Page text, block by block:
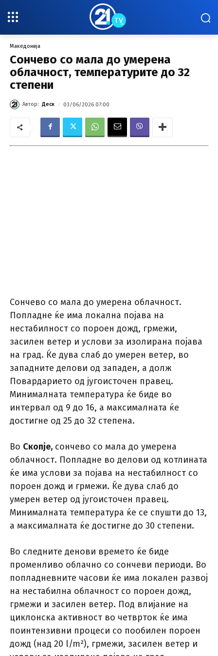
Македонија
Сончево со мала до умерена
облачност, температурите до 32
степени
Автор: Деск 03/06/2026 07:00
Сончево со мала до умерена облачност.
Попладне ќе има локална појава на
нестабилност со пороен дожд, грмежи,
засилен ветер и услови за изолирана појава
на град. Ќе дува слаб до умерен ветер, во
западните делови од западен, а долж
Повардарието од југоисточен правец.
Минималната температура ќе биде во
интервал од 9 до 16, а максималната ќе
достигне од 25 до 32 степена.
Во Скопје, сончево со мала до умерена
облачност. Попладне во делови од котлината
ќе има услови за појава на нестабилност со
пороен дожд и грмежи. Ќе дува слаб до
умерен ветер од југоисточен правец.
Минималната температура ќе се спушти до 13,
а максималната ќе достигне до 30 степени.
Во следните денови времето ќе биде
променливо облачно со сончеви периоди. Во
попладневните часови ќе има локален развој
на нестабилна облачност со пороен дожд,
грмежи и засилен ветер. Под влијание на
циклонска активност во четврток ќе има
поинтензивни процеси со пообилен пороен
дожд (над 20 l/m²), грмежи, засилен ветер и